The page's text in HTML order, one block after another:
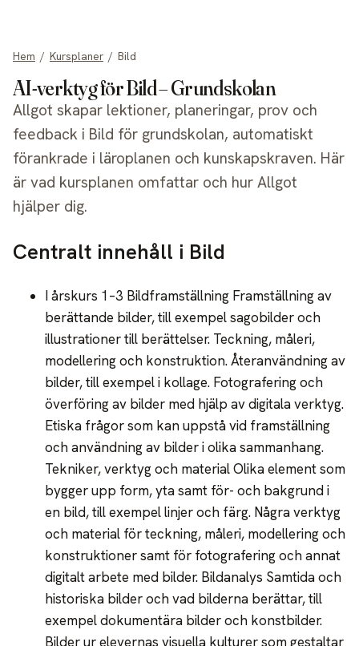
Hem / Kursplaner / Bild
AI-verktyg för Bild – Grundskolan
Allgot skapar lektioner, planeringar, prov och
feedback i Bild för grundskolan, automatiskt
förankrade i läroplanen och kunskapskraven. Här
är vad kursplanen omfattar och hur Allgot
hjälper dig.
Centralt innehåll i Bild
I årskurs 1–3 Bildframställning Framställning av
berättande bilder, till exempel sagobilder och
illustrationer till berättelser. Teckning, måleri,
modellering och konstruktion. Återanvändning av
bilder, till exempel i kollage. Fotografering och
överföring av bilder med hjälp av digitala verktyg.
Etiska frågor som kan uppstå vid framställning
och användning av bilder i olika sammanhang.
Tekniker, verktyg och material Olika element som
bygger upp form, yta samt för- och bakgrund i
en bild, till exempel linjer och färg. Några verktyg
och material för teckning, måleri, modellering och
konstruktioner samt för fotografering och annat
digitalt arbete med bilder. Bildanalys Samtida och
historiska bilder och vad bilderna berättar, till
exempel dokumentära bilder och konstbilder.
Bilder ur elevernas visuella kulturer som gestaltar